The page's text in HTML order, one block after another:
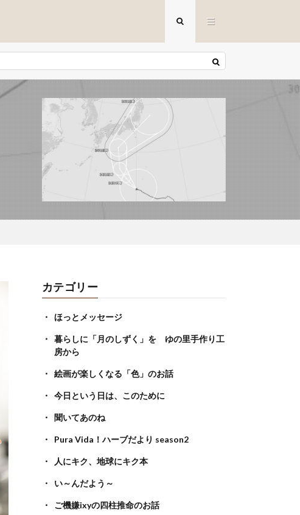
カテゴリー
ほっとメッセージ
暮らしに「月のしずく」を ゆの里手作り工
房から
絵画が楽しくなる「色」のお話
今日という日は、このために
聞いてあのね
Pura Vida！ハーブだより season2
人にキク、地球にキク本
い～んだよう～
ご機嫌ixyの四柱推命のお話